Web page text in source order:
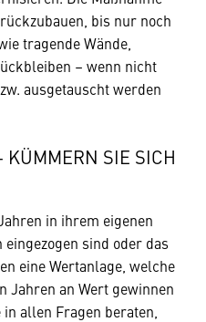
bis nur noch
tragende Wände,
– wenn nicht
ausgetauscht werden
KÜMMERN SIE SICH
in ihrem eigenen
sind oder das
eine Wertanlage, welche
Jahren an Wert gewinnen
allen Fragen beraten,